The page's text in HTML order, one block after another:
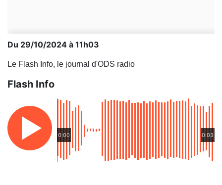
Du 29/10/2024 à 11h03
Le Flash Info, le journal d'ODS radio
Flash Info
0:00 0:03